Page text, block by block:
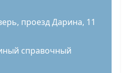
проезд Дарина, 11
справочный